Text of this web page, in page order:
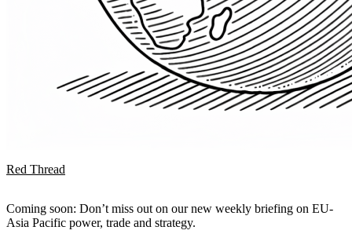
Red Thread
Coming soon: Don’t miss out on our new weekly briefing on EU-
Asia Pacific power, trade and strategy.